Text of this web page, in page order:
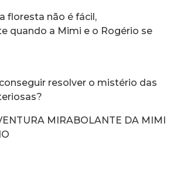
floresta não é fácil,
quando a Mimi e o Rogério se
resolver o mistério das
MIRABOLANTE DA MIMI